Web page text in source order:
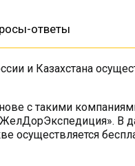
ответы
и Казахстана
с такими
В
осуществляется